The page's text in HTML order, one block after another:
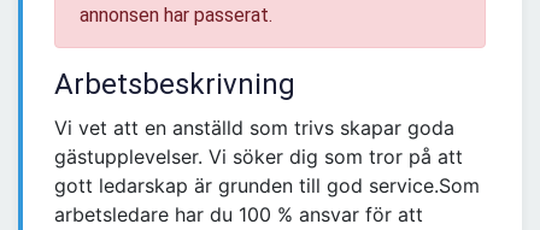
annonsen har passerat.
Arbetsbeskrivning
Vi vet att en anställd som trivs skapar goda
gästupplevelser. Vi söker dig som tror på att
gott ledarskap är grunden till god service.Som
arbetsledare har du 100 % ansvar för att